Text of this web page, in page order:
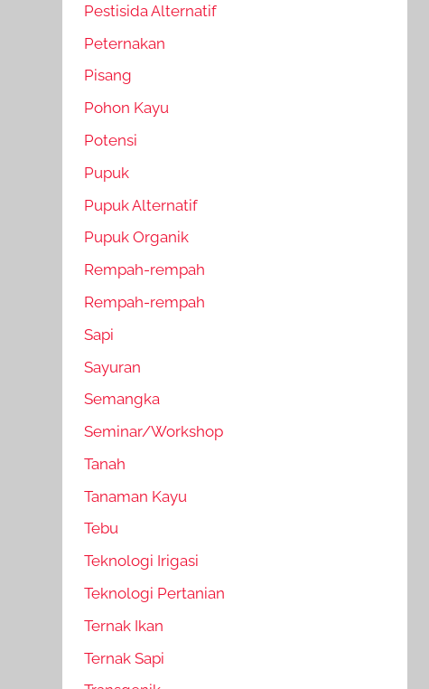
Pestisida Alternatif
Peternakan
Pisang
Pohon Kayu
Potensi
Pupuk
Pupuk Alternatif
Pupuk Organik
Rempah-rempah
Rempah-rempah
Sapi
Sayuran
Semangka
Seminar/Workshop
Tanah
Tanaman Kayu
Tebu
Teknologi Irigasi
Teknologi Pertanian
Ternak Ikan
Ternak Sapi